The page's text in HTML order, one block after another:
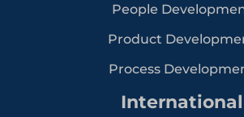
People
Product
Process
International